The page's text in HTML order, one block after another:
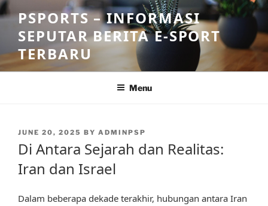
Skip
to
content
PSPORTS – INFORMASI
SEPUTAR BERITA E-SPORT
TERBARU
Menu
POSTED
JUNE 20, 2025 BY ADMINPSP
Di Antara Sejarah dan Realitas:
Iran dan Israel
Dalam beberapa dekade terakhir, hubungan antara Iran